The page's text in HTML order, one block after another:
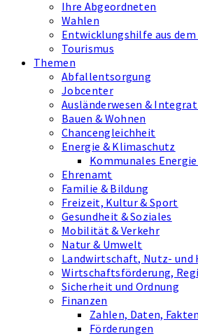
Ihre Abgeordneten
Wahlen
Entwicklungshilfe aus dem
Tourismus
Themen
Abfallentsorgung
Jobcenter
Ausländerwesen &
Bauen & Wohnen
Chancengleichheit
Energie & Klimaschutz
Kommunales
Ehrenamt
Familie & Bildung
Freizeit, Kultur & Sport
Gesundheit & Soziales
Mobilität & Verkehr
Natur & Umwelt
Landwirtschaft, Nutz- und
Wirtschaftsförderung,
Sicherheit und Ordnung
Finanzen
Zahlen, Daten, Fakten
Förderungen